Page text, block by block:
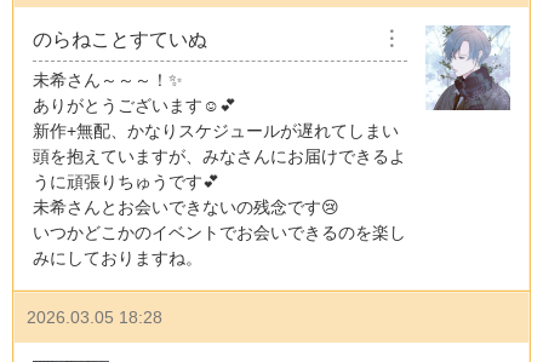
のらねことすていぬ ︙
未希さん～～～！✨
ありがとうございます☺💕
新作+無配、かなりスケジュールが遅れてしまい
頭を抱えていますが、みなさんにお届けできるよ
うに頑張りちゅうです💕
未希さんとお会いできないの残念です😢
いつかどこかのイベントでお会いできるのを楽し
みにしておりますね。
2026.03.05 18:28